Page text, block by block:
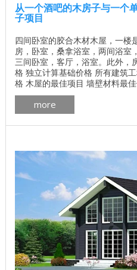
从一个酒吧的木房子与一个
子项目
四间卧室的胶合木材木屋，一楼
房，卧室，桑拿浴室，两间浴室
三间卧室，客厅，浴室。此外，
格 独立计算基础价格 所有建筑
格 木屋的最佳项目 墙壁材料最
区 131.20平方米 总面积 262.98
层数 2 +阁楼 墙体材料的体积
他选项也是可能的。 ...
more